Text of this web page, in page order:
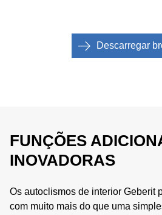
Descarregar
FUNÇÕES
INOVADORAS
Os autoclismos de interior Geberit
com muito mais do que uma